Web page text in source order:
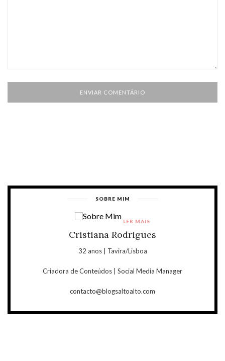
SOBRE MIM
Cristiana Rodrigues
32 anos | Tavira/Lisboa
Criadora de Conteúdos | Social Media Manager
contacto@blogsaltoalto.com
LER MAIS